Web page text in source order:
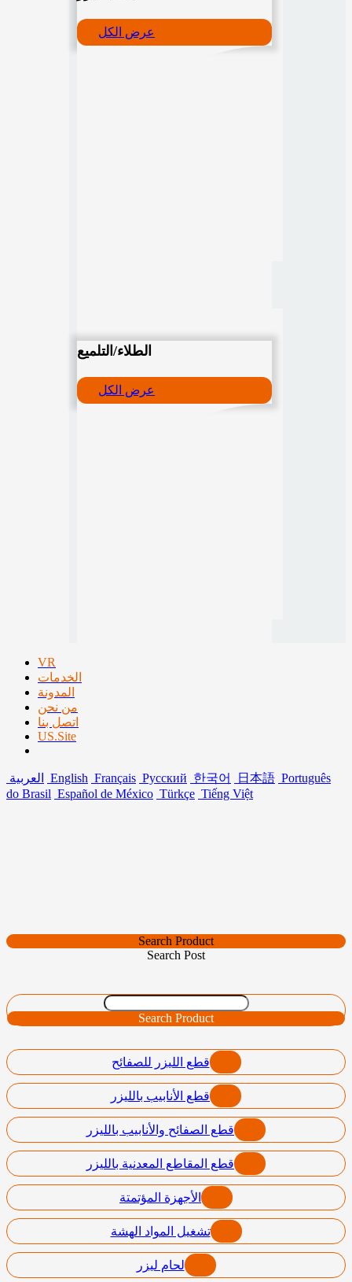
عرض الكل
الطلاء/التلميع
عرض الكل
VR
الخدمات
المدونة
من نحن
اتصل بنا
US.Site
العربية English Français Русский 한국어 日本語 Português
do Brasil Español de México Türkçe Tiếng Việt
Search Product
Search Post
Search Product
قطع الليزر للصفائح
قطع الأنابيب بالليزر
قطع الصفائح والأنابيب بالليزر
قطع المقاطع المعدنية بالليزر
الأجهزة المؤتمتة
تشغيل المواد الهشة
لحام ليزر